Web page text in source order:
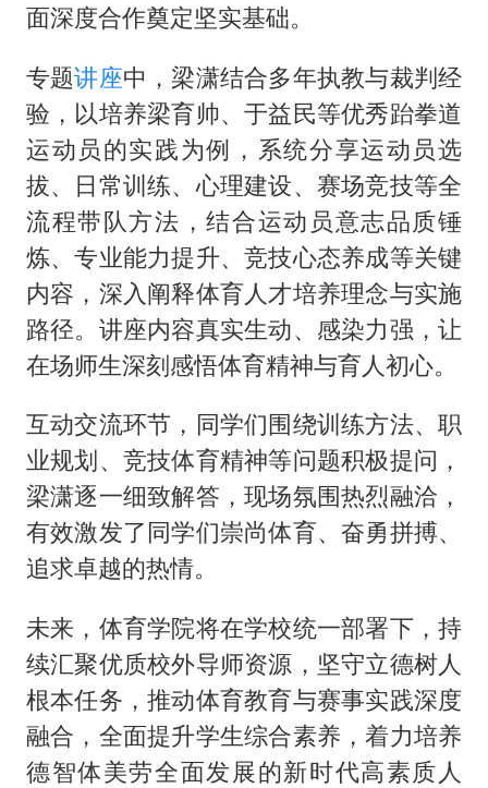
面深度合作奠定坚实基础。
专题讲座中，梁潇结合多年执教与裁判经
验，以培养梁育帅、于益民等优秀跆拳道
运动员的实践为例，系统分享运动员选
拔、日常训练、心理建设、赛场竞技等全
流程带队方法，结合运动员意志品质锤
炼、专业能力提升、竞技心态养成等关键
内容，深入阐释体育人才培养理念与实施
路径。讲座内容真实生动、感染力强，让
在场师生深刻感悟体育精神与育人初心。
互动交流环节，同学们围绕训练方法、职
业规划、竞技体育精神等问题积极提问，
梁潇逐一细致解答，现场氛围热烈融洽，
有效激发了同学们崇尚体育、奋勇拼搏、
追求卓越的热情。
未来，体育学院将在学校统一部署下，持
续汇聚优质校外导师资源，坚守立德树人
根本任务，推动体育教育与赛事实践深度
融合，全面提升学生综合素养，着力培养
德智体美劳全面发展的新时代高素质人